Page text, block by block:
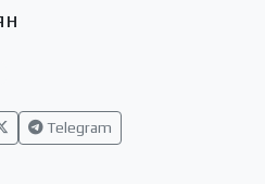
Telegram